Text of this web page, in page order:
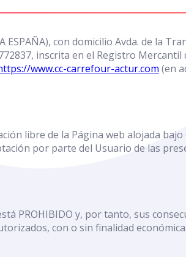
ESPAÑA), con domicilio Avda. de la
inscrita en el Registro
www.cc-carrefour-actur.com (en
libre de la Página web alojada
por parte del Usuario de las
PROHIBIDO y, por tanto, sus
con o sin finalidad